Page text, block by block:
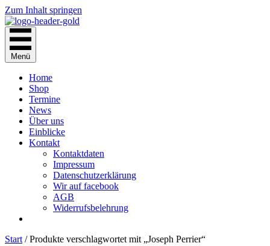
Zum Inhalt springen
Menü
Home
Shop
Termine
News
Über uns
Einblicke
Kontakt
Kontaktdaten
Impressum
Datenschutzerklärung
Wir auf facebook
AGB
Widerrufsbelehrung
Start / Produkte verschlagwortet mit „Joseph Perrier“